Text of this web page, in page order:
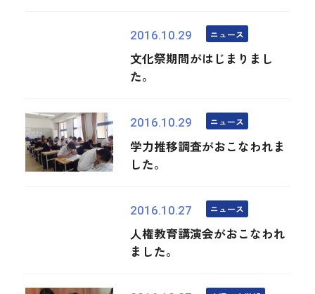
2016.10.29 ニュース
文化祭期間がはじまりまし
た。
2016.10.29 ニュース
学力推移調査がおこなわれま
した。
2016.10.27 ニュース
人権教育講演会がおこなわれ
ました。